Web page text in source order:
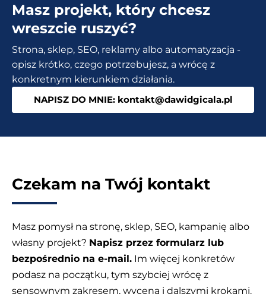
darmowe
animacjami
Masz projekt, który chcesz
wreszcie ruszyć?
Strona, sklep, SEO, reklamy albo automatyzacja -
opisz krótko, czego potrzebujesz, a wrócę z
konkretnym kierunkiem działania.
NAPISZ DO MNIE: kontakt@dawidgicala.pl
Czekam na Twój kontakt
Masz pomysł na stronę, sklep, SEO, kampanię albo
własny projekt? Napisz przez formularz lub
bezpośrednio na e-mail. Im więcej konkretów
podasz na początku, tym szybciej wrócę z
sensownym zakresem, wyceną i dalszymi krokami.